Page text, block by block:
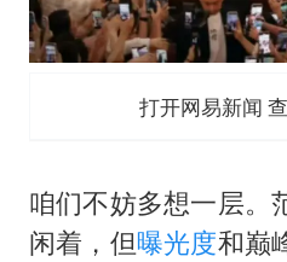
打开网易新闻
咱们不妨多想一层。
闲着，但曝光度和巅